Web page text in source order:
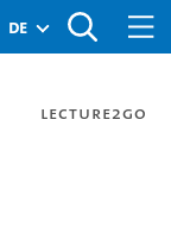
de
Lecture2Go